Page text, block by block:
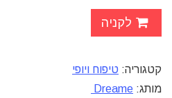
לקניה
קטגוריה: טיפוח ויופי
מותג: Dreame